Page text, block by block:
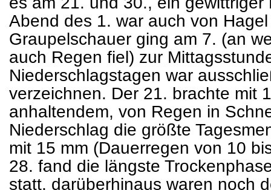
Abend des 1. war auch von
Graupelschauer ging am 7. (an
auch Regen fiel) zur
Niederschlagstagen war
verzeichnen. Der 21. brachte mit
anhaltendem, von Regen in
Niederschlag die größte
mit 15 mm (Dauerregen von 10
28. fand die längste
statt, darüberhinaus waren noch